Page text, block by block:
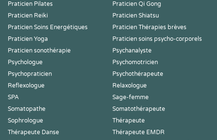
Praticien Pilates
Praticien Qi Gong
Praticien Reiki
Praticien Shiatsu
Praticien Soins Energétiques
Praticien Thérapies brèves
Praticien Yoga
Praticien soins psycho-corporels
Praticien sonothérapie
Psychanalyste
Psychologue
Psychomotricien
Psychopraticien
Psychothérapeute
Reflexologue
Relaxologue
SPA
Sage-femme
Somatopathe
Somatothérapeute
Sophrologue
Thérapeute
Thérapeute Danse
Thérapeute EMDR